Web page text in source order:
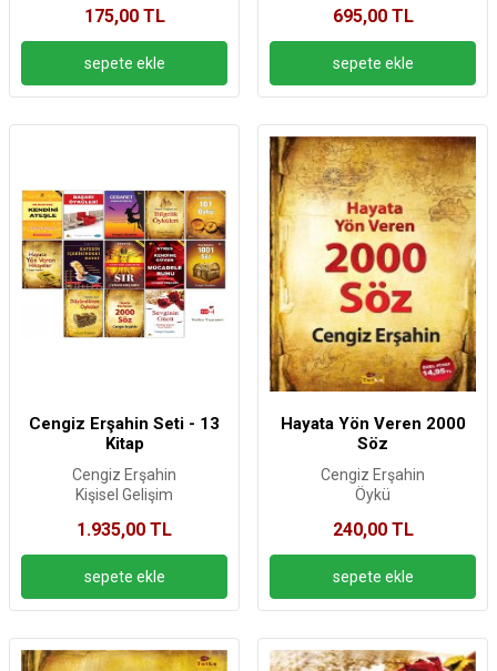
175,00 TL 695,00 TL
Cengiz Erşahin Seti - 13
Kitap
Cengiz Erşahin
Kişisel Gelişim
1.935,00 TL
Hayata Yön Veren 2000
Söz
Cengiz Erşahin
Öykü
240,00 TL